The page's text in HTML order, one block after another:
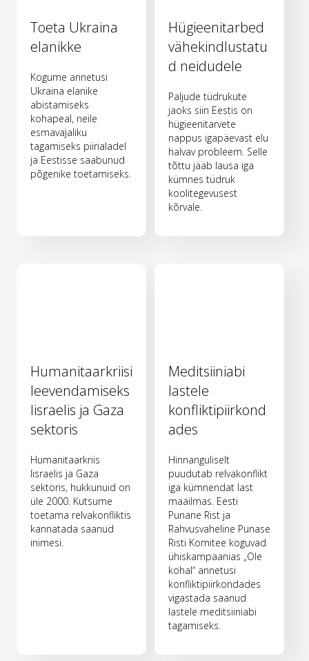
Toeta Ukraina
elanikke
Kogume annetusi
Ukraina elanike
abistamiseks
kohapeal, neile
esmavajaliku
tagamiseks piirialadel
ja Eestisse saabunud
põgenike toetamiseks.
Hügieenitarbed
vähekindlustatu
d neidudele
Paljude tüdrukute
jaoks siin Eestis on
hügieenitarvete
nappus igapäevast elu
halvav probleem. Selle
tõttu jääb lausa iga
kümnes tüdruk
koolitegevusest
kõrvale.
Humanitaarkriisi
leevendamiseks
Iisraelis ja Gaza
sektoris
Humanitaarkriis
Iisraelis ja Gaza
sektoris, hukkunuid on
üle 2000. Kutsume
toetama relvakonfliktis
kannatada saanud
inimesi.
Meditsiiniabi
lastele
konfliktipiirkond
ades
Hinnanguliselt
puudutab relvakonflikt
iga kümnendat last
maailmas. Eesti
Punane Rist ja
Rahvusvaheline Punase
Risti Komitee koguvad
ühiskampaanias „Ole
kohal“ annetusi
konfliktipiirkondades
vigastada saanud
lastele meditsiiniabi
tagamiseks.